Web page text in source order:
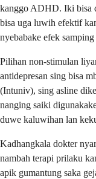
kanggo ADHD. Iki bisa
bisa uga luwih efektif
nyebabake efek samping
Pilihan non-stimulan
antidepresan sing bisa
(Intuniv), sing asline
nanging saiki
duwe kaluwihan lan
Kadhangkala dokter
nambah terapi prilaku
apik gumantung saka